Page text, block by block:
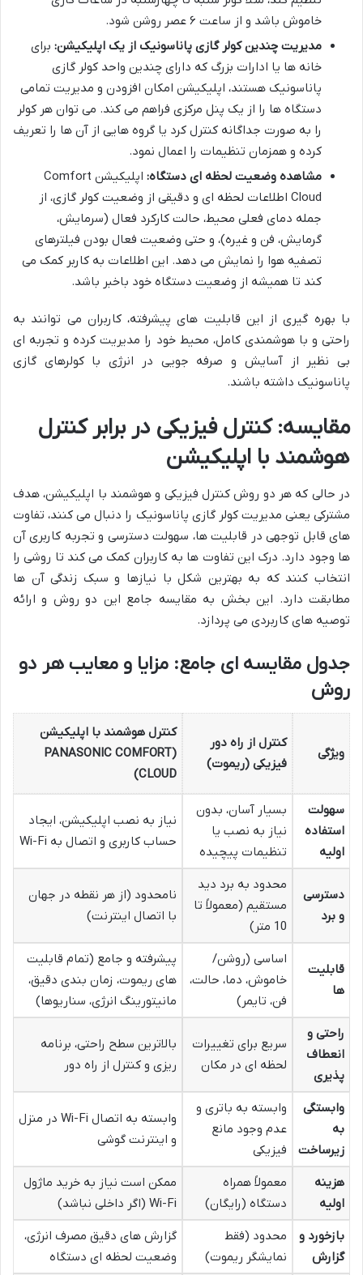
خاموش باشد و از ساعت ۶ عصر روشن شود.
مدیریت چندین کولر گازی پاناسونیک از یک اپلیکیشن: برای
خانه ها یا ادارات بزرگ که دارای چندین واحد کولر گازی
پاناسونیک هستند، اپلیکیشن امکان افزودن و مدیریت تمامی
دستگاه ها را از یک پنل مرکزی فراهم می کند. می توان هر کولر
را به صورت جداگانه کنترل کرد یا گروه هایی از آن ها را تعریف
کرده و همزمان تنظیمات را اعمال نمود.
مشاهده وضعیت لحظه ای دستگاه:
اپلیکیشن Comfort
Cloud اطلاعات لحظه ای و دقیقی از وضعیت کولر گازی، از
جمله دمای فعلی محیط، حالت کارکرد فعال (سرمایش،
گرمایش، فن و غیره)، و حتی وضعیت فعال بودن فیلترهای
تصفیه هوا را نمایش می دهد. این اطلاعات به کاربر کمک می
کند تا همیشه از وضعیت دستگاه خود باخبر باشد.
با بهره گیری از این قابلیت های پیشرفته، کاربران می توانند به
راحتی و با هوشمندی کامل، محیط خود را مدیریت کرده و تجربه ای
بی نظیر از آسایش و صرفه جویی در انرژی با کولرهای گازی
پاناسونیک داشته باشند.
مقایسه: کنترل فیزیکی در برابر کنترل
هوشمند با اپلیکیشن
در حالی که هر دو روش کنترل فیزیکی و هوشمند با اپلیکیشن، هدف
مشترکی یعنی مدیریت کولر گازی پاناسونیک را دنبال می کنند، تفاوت
های قابل توجهی در قابلیت ها، سهولت دسترسی و تجربه کاربری آن
ها وجود دارد. درک این تفاوت ها به کاربران کمک می کند تا روشی را
انتخاب کنند که به بهترین شکل با نیازها و سبک زندگی آن ها
مطابقت دارد. این بخش به مقایسه جامع این دو روش و ارائه
توصیه های کاربردی می پردازد.
جدول مقایسه ای جامع: مزایا و معایب هر دو
روش
ویژگی
کنترل از راه دور
فیزیکی (ریموت)
کنترل هوشمند با اپلیکیشن
(PANASONIC COMFORT
CLOUD)
سهولت
استفاده
اولیه
بسیار آسان، بدون
نیاز به نصب یا
تنظیمات پیچیده
نیاز به نصب اپلیکیشن، ایجاد
حساب کاربری و اتصال به Wi-Fi
دسترسی
و برد
محدود به برد دید
مستقیم (معمولاً تا
10 متر)
نامحدود (از هر نقطه در جهان
با اتصال اینترنت)
قابلیت
ها
اساسی (روشن/
خاموش، دما، حالت،
فن، تایمر)
پیشرفته و جامع (تمام قابلیت
های ریموت، زمان بندی دقیق،
مانیتورینگ انرژی، سناریوها)
راحتی و
انعطاف
پذیری
سریع برای تغییرات
لحظه ای در مکان
بالاترین سطح راحتی، برنامه
ریزی و کنترل از راه دور
وابستگی
به
زیرساخت
وابسته به باتری و
عدم وجود مانع
فیزیکی
وابسته به اتصال Wi-Fi در منزل
و اینترنت گوشی
هزینه
اولیه
معمولاً همراه
دستگاه (رایگان)
ممکن است نیاز به خرید ماژول
Wi-Fi (اگر داخلی نباشد)
بازخورد و
گزارش
محدود (فقط
نمایشگر ریموت)
گزارش های دقیق مصرف انرژی،
وضعیت لحظه ای دستگاه